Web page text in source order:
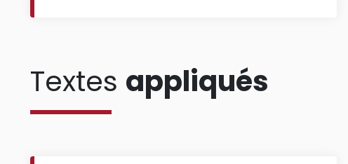
Textes appliqués